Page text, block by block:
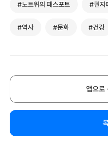
#노트위의 패스포트 #권지
#역사 #문화 #건강
앱으로